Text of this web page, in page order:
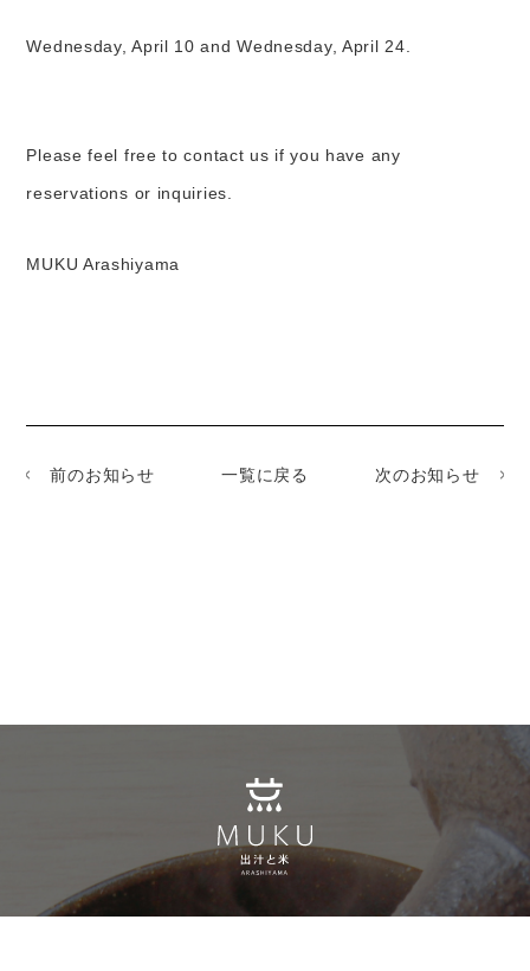
Wednesday, April 10and Wednesday, April 24.
Please feel free to contact us if you have any
reservations or inquiries.
MUKU Arashiyama
前のお知らせ 一覧に戻る 次のお知らせ